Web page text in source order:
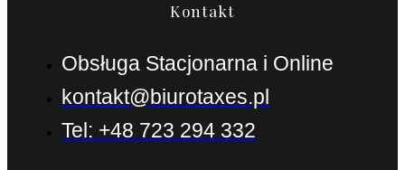
Kontakt
Obsługa Stacjonarna i Online
kontakt@biurotaxes.pl
Tel: +48 723 294 332